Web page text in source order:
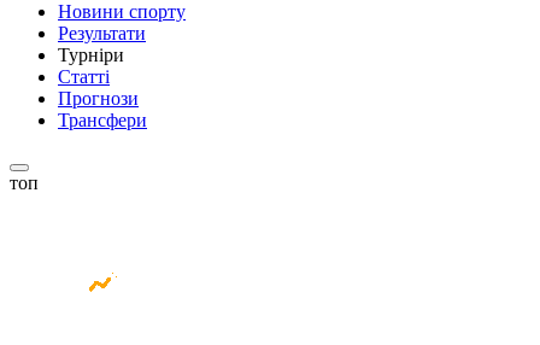
Новини спорту
Результати
Турніри
Статті
Прогнози
Трансфери
топ